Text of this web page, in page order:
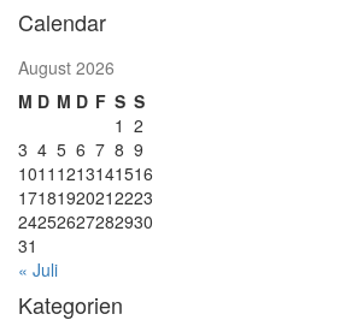
Calendar
August 2026
M D M D F S S
1 2
3 4 5 6 7 8 9
1011 1213141516
17181920212223
24252627282930
31
« Juli
Kategorien